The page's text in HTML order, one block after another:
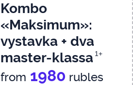
Kombo
«Maksimum»:
vystavka + dva
master-klassa 1+
from 1980 rubles